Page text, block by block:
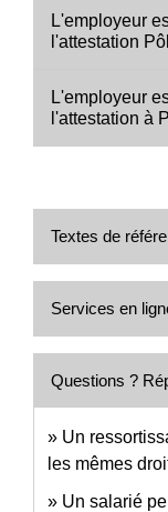
L'employeur
l'attestation
L'employeur
l'attestation à
Textes de
Services en
Questions ?
Un
les mêmes
Un salarié